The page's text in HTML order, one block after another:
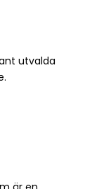
utvalda